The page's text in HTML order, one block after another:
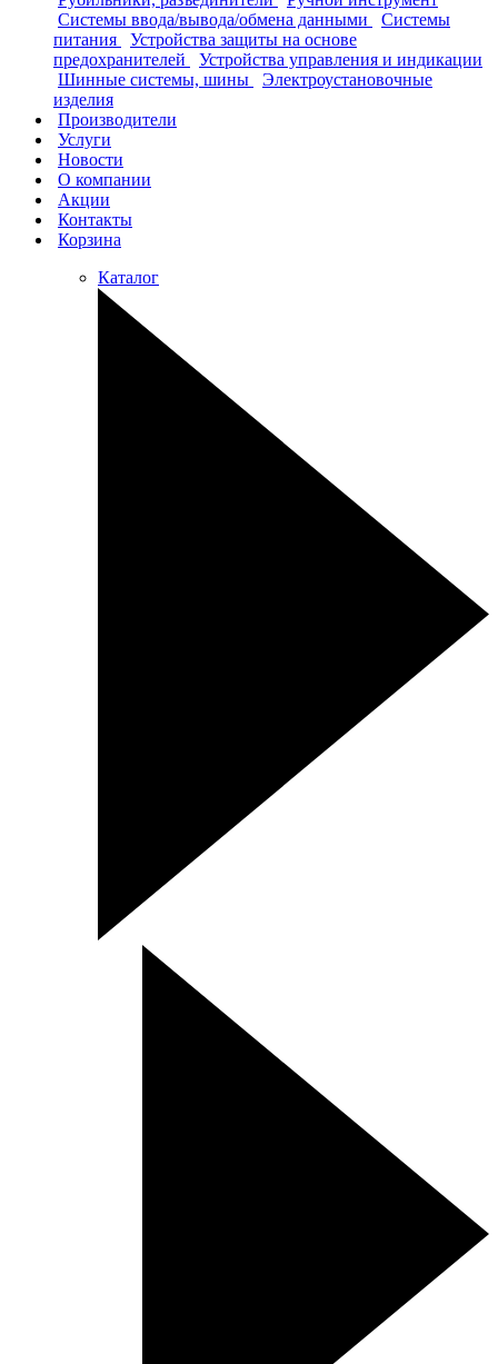
Системы ввода/вывода/обмена данными
Системы
питания
Устройства защиты на основе
предохранителей
Устройства управления и индикации
Шинные системы, шины
Электроустановочные
изделия
Производители
Услуги
Новости
О компании
Акции
Контакты
Корзина
Каталог